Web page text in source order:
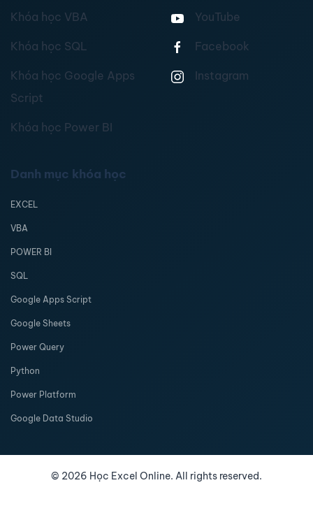
Khóa học VBA
Khóa học SQL
Khóa học Google Apps
Script
Khóa học Power BI
YouTube
Facebook
Instagram
Danh mục khóa học
EXCEL
VBA
POWER BI
SQL
Google Apps Script
Google Sheets
Power Query
Python
Power Platform
Google Data Studio
© 2026 Học Excel Online. All rights reserved.